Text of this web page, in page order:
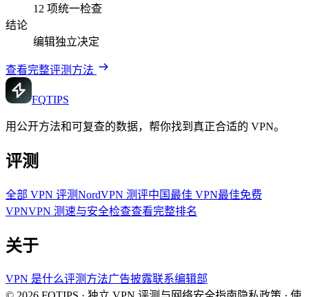
12 项统一检查
结论
编辑独立决定
查看完整评测方法
FQTIPS
用公开方法和可复查的数据，帮你找到真正合适的 VPN。
评测
全部 VPN 评测NordVPN 测评中国最佳 VPN最佳免费
VPNVPN 测速与安全检查查看完整排名
关于
VPN 是什么评测方法广告披露联系编辑部